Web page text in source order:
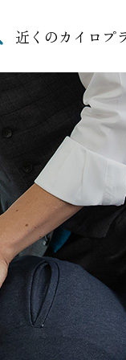
近くのカイロプ